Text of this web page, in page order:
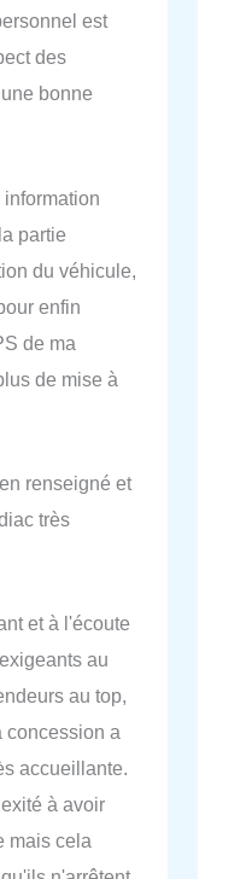
est
des
bonne
partie
du véhicule,
enfin
de ma
de mise à
renseigné et
très
et à l'écoute
au
au top,
concession a
accueillante.
à avoir
mais cela